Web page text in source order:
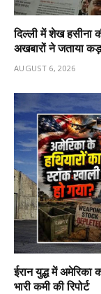
दिल्ली में शेख हसीना
अखबारों ने जताया
AUGUST 6, 2026
ईरान युद्ध में अमेरिका
भारी कमी की रिपोर्ट